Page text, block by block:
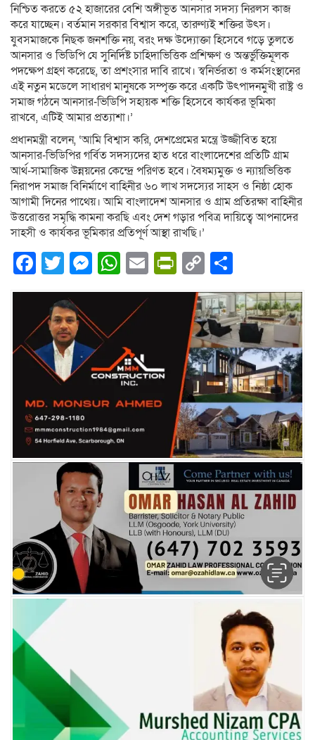
নিশ্চিত করতে ৫২ হাজারের বেশি অঙ্গীভূত আনসার সদস্য নিরলস কাজ
করে যাচ্ছেন। বর্তমান সরকার বিশ্বাস করে, তারুণ্যই শক্তির উৎস।
যুবসমাজকে নিছক জনশক্তি নয়, বরং দক্ষ উদ্যোক্তা হিসেবে গড়ে তুলতে
আনসার ও ভিডিপি যে সুনির্দিষ্ট চাহিদাভিত্তিক প্রশিক্ষণ ও অন্তর্ভুক্তিমূলক
পদক্ষেপ গ্রহণ করেছে, তা প্রশংসার দাবি রাখে। স্বনির্ভরতা ও কর্মসংস্থানের
এই নতুন মডেলে সাধারণ মানুষকে সম্পৃক্ত করে একটি উৎপাদনমুখী রাষ্ট্র ও
সমাজ গঠনে আনসার-ভিডিপি সহায়ক শক্তি হিসেবে কার্যকর ভূমিকা
রাখবে, এটিই আমার প্রত্যাশা।’
প্রধানমন্ত্রী বলেন, ‘আমি বিশ্বাস করি, দেশপ্রেমের মন্ত্রে উজ্জীবিত হয়ে
আনসার-ভিডিপির গর্বিত সদস্যদের হাত ধরে বাংলাদেশের প্রতিটি গ্রাম
আর্থ-সামাজিক উন্নয়নের কেন্দ্রে পরিণত হবে। বৈষম্যমুক্ত ও ন্যায়ভিত্তিক
নিরাপদ সমাজ বিনির্মাণে বাহিনীর ৬০ লাখ সদস্যের সাহস ও নিষ্ঠা হোক
আগামী দিনের পাথেয়। আমি বাংলাদেশ আনসার ও গ্রাম প্রতিরক্ষা বাহিনীর
উত্তরোত্তর সমৃদ্ধি কামনা করছি এবং দেশ গড়ার পবিত্র দায়িত্বে আপনাদের
সাহসী ও কার্যকর ভূমিকার প্রতিপূর্ণ আস্থা রাখছি।’
Facebook
Twitter
Messenger
WhatsApp
EmailPrintFriendly
Copy
Link